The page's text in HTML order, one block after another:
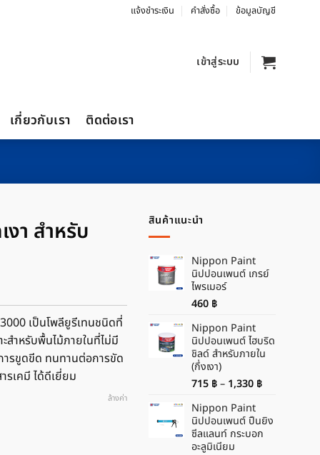
แจ้งชำระเงิน คำสั่งซื้อ ข้อมูลบัญชี
เข้าสู่ระบบ
เกี่ยวกับเรา ติดต่อเรา
งา สำหรับ
เป็นโพลียูรีเทนชนิดที่
สำหรับพื้นไม้ภายในที่ไม่มี
ารขูดขีด ทนทานต่อการขัด
รเคมี ได้ดีเยี่ยม
ล้างค่า
สินค้าแนะนำ
Nippon Paint
นิปปอนเพนต์ เกรย์
ไพรเมอร์
460 ฿
Nippon Paint
นิปปอนเพนต์ ไฮบริด
ชิลด์ สำหรับภายใน
(กึ่งเงา)
715 ฿ – 1,330 ฿Price
through
1,330 ฿
Nippon Paint
นิปปอนเพนต์ ปืนยิง
ซีลแลนท์ กระบอก
อะลูมิเนียม